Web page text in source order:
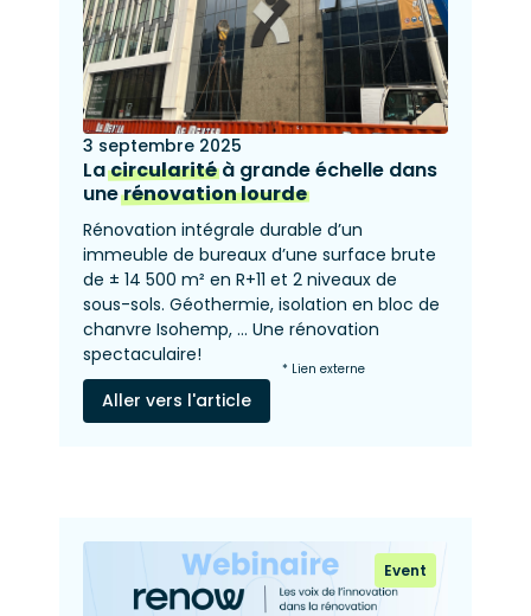
3 septembre 2025
Lacircularitéà grande échelle dans
unerénovation lourde
Rénovation intégrale durable d’un
immeuble de bureaux d’une surface brute
de ± 14 500 m² en R+11 et 2 niveaux de
sous-sols. Géothermie, isolation en bloc de
chanvre Isohemp, ... Une rénovation
spectaculaire!
Aller vers l'article
* Lien externe
Event